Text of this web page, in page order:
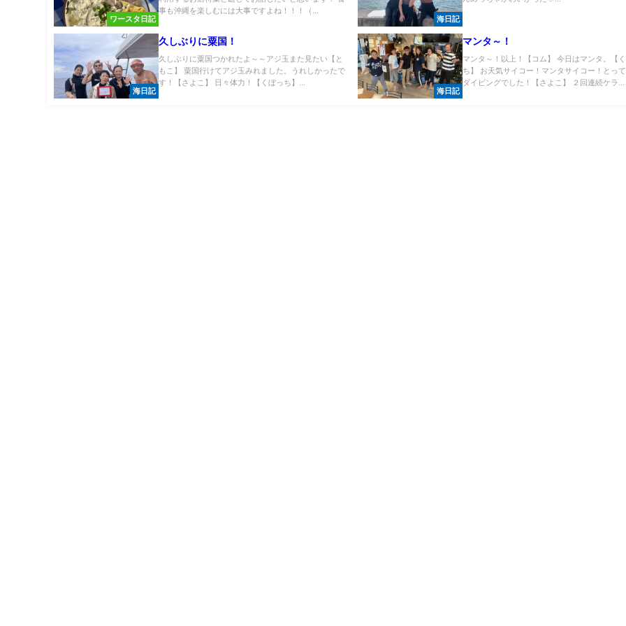
ワースタ日記
事も沖縄を楽しむには大事ですよね！！！（...
海日記
海日記
久しぶりに粟国！
久しぶりに粟国つかれたよ～～アジ玉また見たい【と
もこ】 粟国行けてアジ玉みれました。うれしかったで
す！【さよこ】 日々体力！【くぼっち】...
海日記
マンタ～！
マンタ～！以上！【コム】 今日はマンタ。【
ち】 お天気サイコー！マンタサイコー！とっ
ダイビングでした！【さよこ】 ２回連続ケラ...